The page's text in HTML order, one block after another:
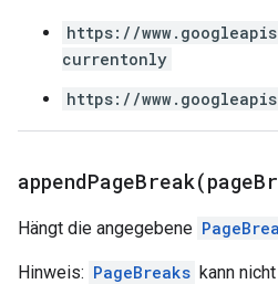
https://
currentonly
https://
appendPageBreak(page
Hängt die angegebene
Hinweis: PageBreaks kann